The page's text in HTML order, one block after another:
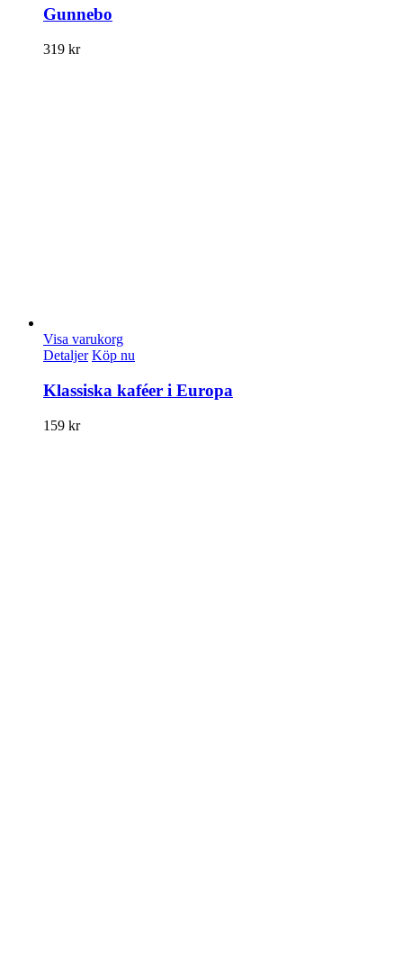
Gunnebo
319 kr
Visa varukorg
Detaljer Köp nu
Klassiska kaféer i Europa
159 kr